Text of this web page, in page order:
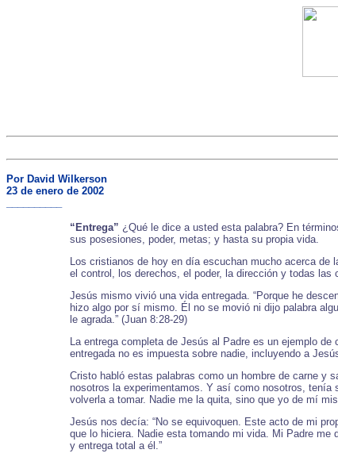
Por David Wilkerson
23 de enero de 2002
“Entrega” ¿Qué le dice a usted esta palabra? En
sus posesiones, poder, metas; y hasta su propia vida.
Los cristianos de hoy en día escuchan mucho acerca
el control, los derechos, el poder, la dirección y todas
Jesús mismo vivió una vida entregada. “Porque he
hizo algo por sí mismo. Él no se movió ni dijo palabra
le agrada.” (Juan 8:28-29)
La entrega completa de Jesús al Padre es un ejemplo
entregada no es impuesta sobre nadie, incluyendo a
Cristo habló estas palabras como un hombre de carne y
nosotros la experimentamos. Y así como nosotros, tenía
volverla a tomar. Nadie me la quita, sino que yo de mí
Jesús nos decía: “No se equivoquen. Este acto de mi
que lo hiciera. Nadie esta tomando mi vida. Mi Padre
y entrega total a él.”